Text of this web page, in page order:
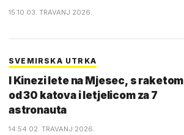
15:10 03. TRAVANJ 2026.
SVEMIRSKA UTRKA
I Kinezi lete na Mjesec, s raketom
od 30 katova i letjelicom za 7
astronauta
14:54 02. TRAVANJ 2026.